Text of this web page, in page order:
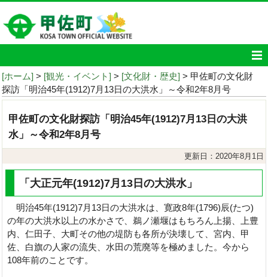
[ホーム] > [観光・イベント] > [文化財・歴史] > 甲佐町の文化財
探訪「明治45年(1912)7月13日の大洪水」～令和2年8月号
甲佐町の文化財探訪「明治45年(1912)7月13日の大洪
水」～令和2年8月号
更新日：2020年8月1日
「大正元年(1912)7月13日の大洪水」
明治45年(1912)7月13日の大洪水は、寛政8年(1796)辰(たつ)
の年の大洪水以上の水かさで、鵜ノ瀬堰はもちろん上揚、上豊
内、仁田子、大町その他の堤防も各所が決壊して、宮内、甲
佐、白旗の人家の流失、水田の荒廃等を極めました。今から
108年前のことです。